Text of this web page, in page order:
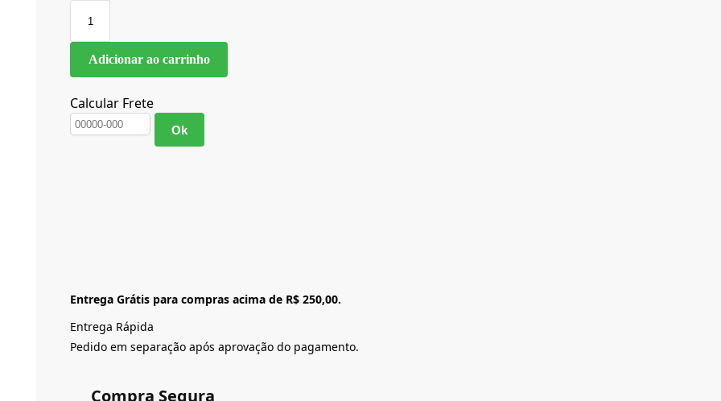
Adicionar ao carrinho
Calcular Frete
Ok
Entrega Grátis para compras acima de R$ 250,00.
Entrega Rápida
Pedido em separação após aprovação do pagamento.
Compra Segura